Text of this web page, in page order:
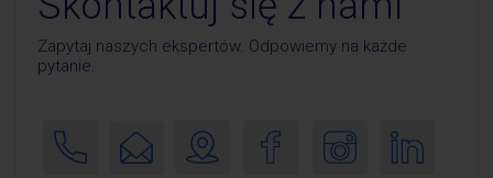
Zapytaj naszych ekspertów. Odpowiemy na każde
pytanie.